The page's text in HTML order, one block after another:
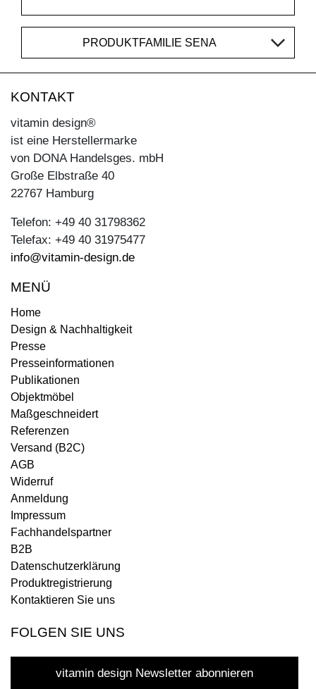
PRODUKTFAMILIE SENA
KONTAKT
vitamin design®
ist eine Herstellermarke
von DONA Handelsges. mbH
Große Elbstraße 40
22767 Hamburg
Telefon: +49 40 31798362
Telefax: +49 40 31975477
info@vitamin-design.de
MENÜ
Home
Design & Nachhaltigkeit
Presse
Presseinformationen
Publikationen
Objektmöbel
Maßgeschneidert
Referenzen
Versand (B2C)
AGB
Widerruf
Anmeldung
Impressum
Fachhandelspartner
B2B
Datenschutzerklärung
Produktregistrierung
Kontaktieren Sie uns
FOLGEN SIE UNS
vitamin design Newsletter abonnieren